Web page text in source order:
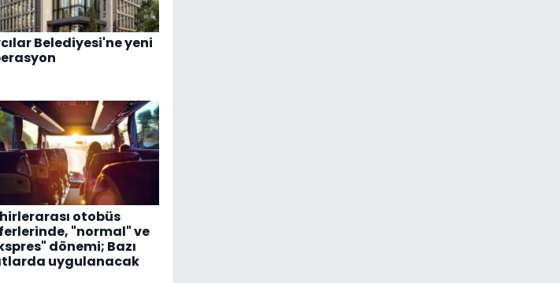
Belediyesi'ne yeni
otobüs
"normal" ve
dönemi; Bazı
uygulanacak